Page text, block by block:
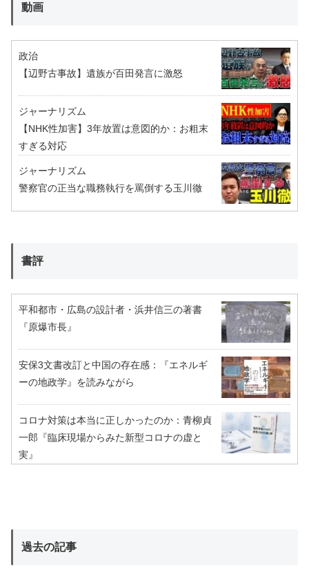
動画
政治
【辺野古事故】遺族が百田発言に激怒
ジャーナリズム
【NHK性加害】3年放置は意図的か：お粗末
すぎる対応
ジャーナリズム
警察官の正当な職務執行を罵倒する玉川徹
書評
平和都市・広島の設計者・浜井信三の著書
『原爆市長』
安保3文書改訂と中国の存在感：『エネルギ
ーの地政学』を読みながら
コロナ対策は本当に正しかったのか：青柳貞
一郎『臨床現場からみた新型コロナの虚と
実』
過去の記事